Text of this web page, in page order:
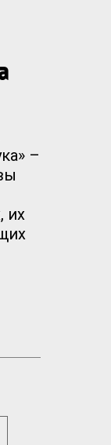
–
их